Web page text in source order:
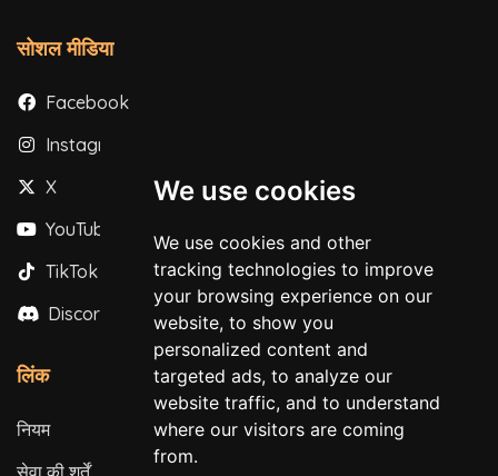
We use cookies
We use cookies and other
tracking technologies to improve
your browsing experience on our
website, to show you
personalized content and
targeted ads, to analyze our
website traffic, and to understand
where our visitors are coming
from.
सोशल मीडिया
Facebook
Instagram
X
YouTube
TikTok
Discord
लिंक
नियम